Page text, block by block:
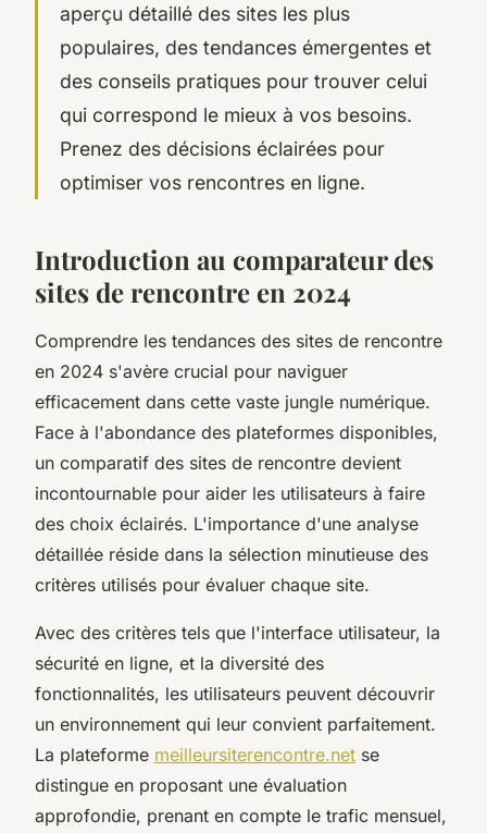
aperçu détaillé des sites les plus
populaires, des tendances émergentes et
des conseils pratiques pour trouver celui
qui correspond le mieux à vos besoins.
Prenez des décisions éclairées pour
optimiser vos rencontres en ligne.
Introduction au comparateur des
sites de rencontre en 2024
Comprendre les tendances des sites de rencontre
en 2024 s'avère crucial pour naviguer
efficacement dans cette vaste jungle numérique.
Face à l'abondance des plateformes disponibles,
un comparatif des sites de rencontre devient
incontournable pour aider les utilisateurs à faire
des choix éclairés. L'importance d'une analyse
détaillée réside dans la sélection minutieuse des
critères utilisés pour évaluer chaque site.
Avec des critères tels que l'interface utilisateur, la
sécurité en ligne, et la diversité des
fonctionnalités, les utilisateurs peuvent découvrir
un environnement qui leur convient parfaitement.
La plateforme meilleursiterencontre.net se
distingue en proposant une évaluation
approfondie, prenant en compte le trafic mensuel,